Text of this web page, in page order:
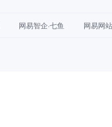
网易智企·七鱼 网易网